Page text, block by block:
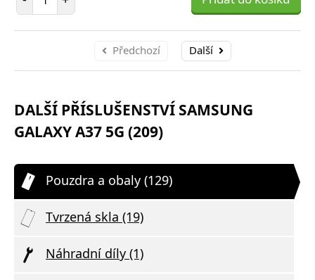
Předchozí Další
DALŠÍ PŘÍSLUŠENSTVÍ SAMSUNG
GALAXY A37 5G (209)
Pouzdra a obaly (129)
Tvrzená skla (19)
Náhradní díly (1)